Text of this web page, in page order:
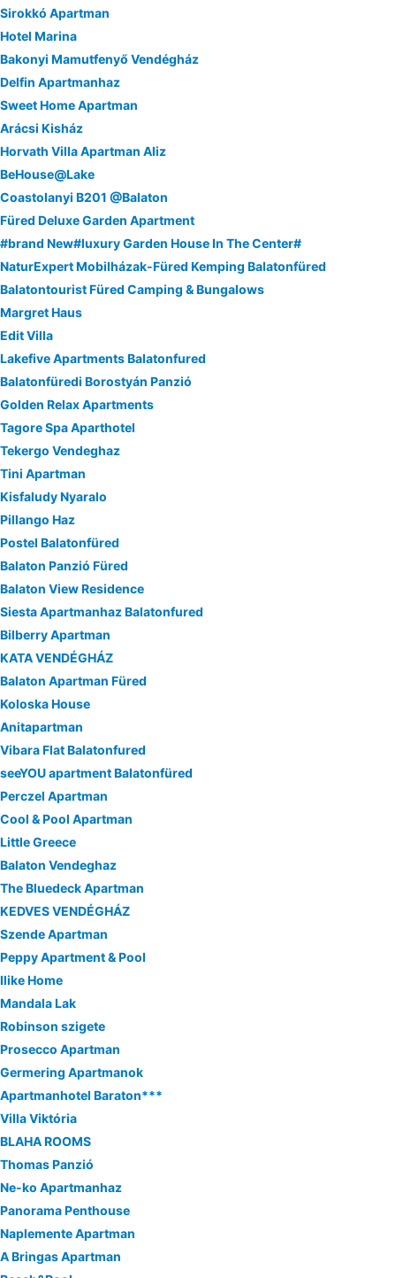
Sirokkó Apartman
Hotel Marina
Bakonyi Mamutfenyő Vendégház
Delfin Apartmanhaz
Sweet Home Apartman
Arácsi Kisház
Horvath Villa Apartman Aliz
BeHouse@Lake
Coastolanyi B201 @Balaton
Füred Deluxe Garden Apartment
#brand New#luxury Garden House In The Center#
NaturExpert Mobilházak-Füred Kemping Balatonfüred
Balatontourist Füred Camping & Bungalows
Margret Haus
Edit Villa
Lakefive Apartments Balatonfured
Balatonfüredi Borostyán Panzió
Golden Relax Apartments
Tagore Spa Aparthotel
Tekergo Vendeghaz
Tini Apartman
Kisfaludy Nyaralo
Pillango Haz
Postel Balatonfüred
Balaton Panzió Füred
Balaton View Residence
Siesta Apartmanhaz Balatonfured
Bilberry Apartman
KATA VENDÉGHÁZ
Balaton Apartman Füred
Koloska House
Anitapartman
Vibara Flat Balatonfured
seeYOU apartment Balatonfüred
Perczel Apartman
Cool & Pool Apartman
Little Greece
Balaton Vendeghaz
The Bluedeck Apartman
KEDVES VENDÉGHÁZ
Szende Apartman
Peppy Apartment & Pool
Ilike Home
Mandala Lak
Robinson szigete
Prosecco Apartman
Germering Apartmanok
Apartmanhotel Baraton***
Villa Viktória
BLAHA ROOMS
Thomas Panzió
Ne-ko Apartmanhaz
Panorama Penthouse
Naplemente Apartman
A Bringas Apartman